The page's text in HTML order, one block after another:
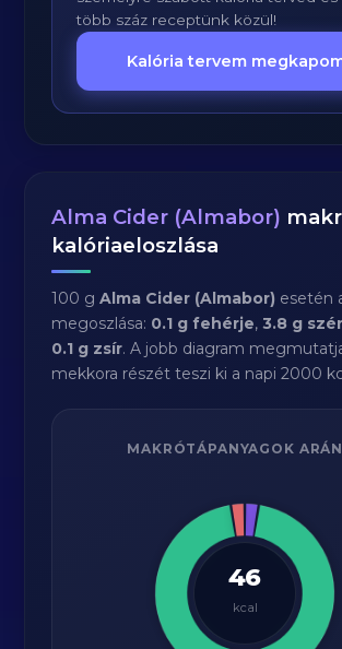
több száz receptünk közül!
Kalória tervem
Alma Cider (Almabor)
kalóriaeloszlása
100 gAlma Cider (Almabor) esetén
megoszlása: 0.1 g fehérje,3.8 g
0.1 g zsír. A jobb diagram
mekkora részét teszi ki a napi 2000
MAKRÓTÁPANYAGOK
46
kcal